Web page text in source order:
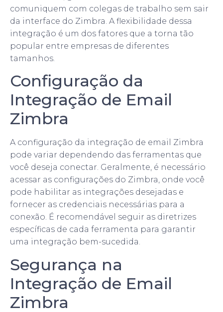
comuniquem com colegas de trabalho sem sair
da interface do Zimbra. A flexibilidade dessa
integração é um dos fatores que a torna tão
popular entre empresas de diferentes
tamanhos.
Configuração da
Integração de Email
Zimbra
A configuração da integração de email Zimbra
pode variar dependendo das ferramentas que
você deseja conectar. Geralmente, é necessário
acessar as configurações do Zimbra, onde você
pode habilitar as integrações desejadas e
fornecer as credenciais necessárias para a
conexão. É recomendável seguir as diretrizes
específicas de cada ferramenta para garantir
uma integração bem-sucedida.
Segurança na
Integração de Email
Zimbra